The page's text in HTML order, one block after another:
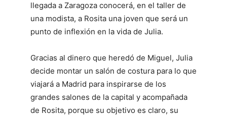
llegada a Zaragoza conocerá, en el taller de
una modista, a Rosita una joven que será un
punto de inflexión en la vida de Julia.
Gracias al dinero que heredó de Miguel, Julia
decide montar un salón de costura para lo que
viajará a Madrid para inspirarse de los
grandes salones de la capital y acompañada
de Rosita, porque su objetivo es claro, su